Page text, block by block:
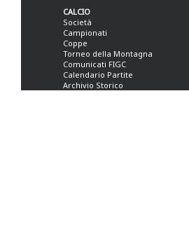
CALCIO
Società
Campionati
Coppe
Torneo della Montagna
Comunicati FIGC
Calendario Partite
Archivio Storico